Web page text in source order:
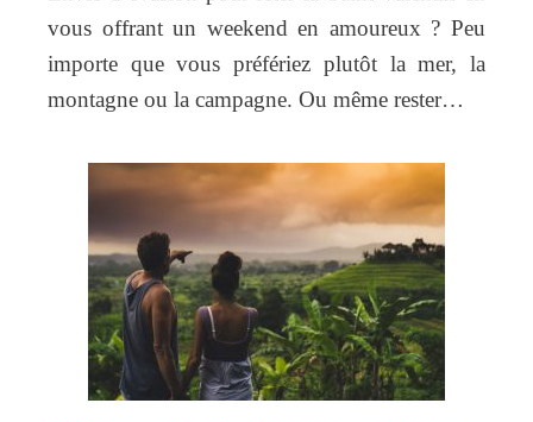
vous offrant un weekend en amoureux ? Peu
importe que vous préfériez plutôt la mer, la
montagne ou la campagne. Ou même rester…